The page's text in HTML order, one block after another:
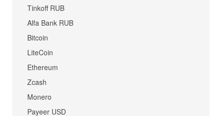
Tinkoff RUB
Alfa Bank RUB
Bitcoin
LiteCoin
Ethereum
Zcash
Monero
Payeer USD